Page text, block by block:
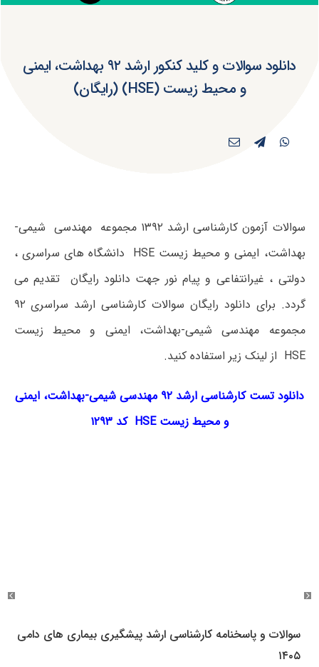
دانلود سوالات و کلید کنکور ارشد ۹۲ بهداشت، ایمنی
و محیط زیست (HSE) (رایگان)
سوالات آزمون کارشناسی ارشد ۱۳۹۲ مجموعه مهندسی شیمی-
بهداشت، ایمنی و محیط زیست HSE دانشگاه های سراسری ،
دولتی ، غیرانتفاعی و پیام نور جهت دانلود رایگان تقدیم می
گردد. برای دانلود رایگان سوالات کارشناسی ارشد سراسری ۹۲
مجموعه مهندسی شیمی-بهداشت، ایمنی و محیط زیست
HSE از لینک زیر استفاده کنید.
دانلود تست کارشناسی ارشد ۹۲ مهندسی شیمی-بهداشت، ایمنی
و محیط زیست HSE کد ۱۲۹۳
سوالات و پاسخنامه کارشناسی ارشد پیشگیری بیماری های دامی
۱۴۰۵